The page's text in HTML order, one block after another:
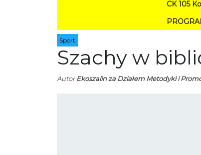
CK 105 Koszalin -
PROGRAM: Lato w
Sport
Szachy w
AutorEkoszalin za Działem Metodyki i